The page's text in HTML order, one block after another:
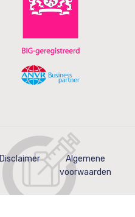
Disclaimer Algemene
voorwaarden